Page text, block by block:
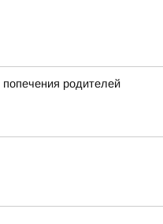
родителей